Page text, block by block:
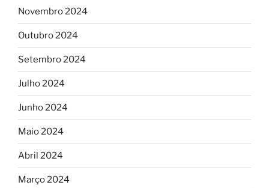
Novembro 2024
Outubro 2024
Setembro 2024
Julho 2024
Junho 2024
Maio 2024
Abril 2024
Março 2024